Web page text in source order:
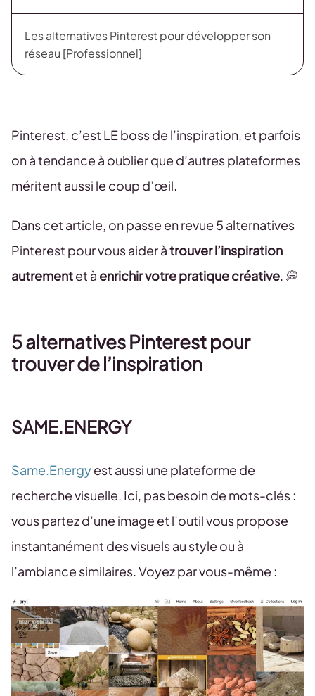
Les alternatives Pinterest pour développer son
réseau [Professionnel]
Pinterest, c’est LE boss de l’inspiration, et parfois
on à tendance à oublier que d’autres plateformes
méritent aussi le coup d’œil.
Dans cet article, on passe en revue 5 alternatives
Pinterest pour vous aider àtrouver l’inspiration
autrementet à enrichir votre pratique créative. 💭
5 alternatives Pinterest pour
trouver de l’inspiration
SAME.ENERGY
Same.Energyest aussi une plateforme de
recherche visuelle. Ici, pas besoin de mots-clés :
vous partez d’une image et l’outil vous propose
instantanément des visuels au style ou à
l’ambiance similaires. Voyez par vous-même :